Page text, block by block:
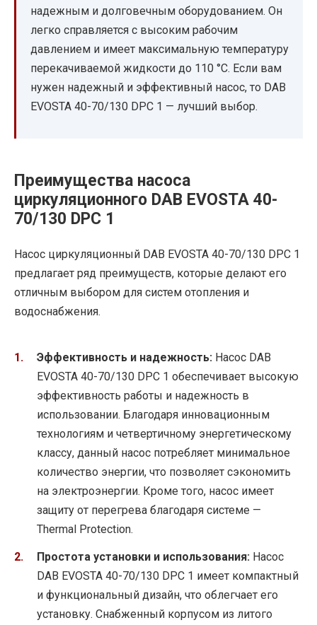
надежным и долговечным оборудованием. Он
легко справляется с высоким рабочим
давлением и имеет максимальную температуру
перекачиваемой жидкости до 110 °C. Если вам
нужен надежный и эффективный насос, то DAB
EVOSTA 40-70/130 DPC 1 — лучший выбор.
Преимущества насоса
циркуляционного DAB EVOSTA 40-
70/130 DPC 1
Насос циркуляционный DAB EVOSTA 40-70/130 DPC 1
предлагает ряд преимуществ, которые делают его
отличным выбором для систем отопления и
водоснабжения.
Эффективность и надежность: Насос DAB
EVOSTA 40-70/130 DPC 1 обеспечивает высокую
эффективность работы и надежность в
использовании. Благодаря инновационным
технологиям и четвертичному энергетическому
классу, данный насос потребляет минимальное
количество энергии, что позволяет сэкономить
на электроэнергии. Кроме того, насос имеет
защиту от перегрева благодаря системе —
Thermal Protection.
Простота установки и использования: Насос
DAB EVOSTA 40-70/130 DPC 1 имеет компактный
и функциональный дизайн, что облегчает его
установку. Снабженный корпусом из литого